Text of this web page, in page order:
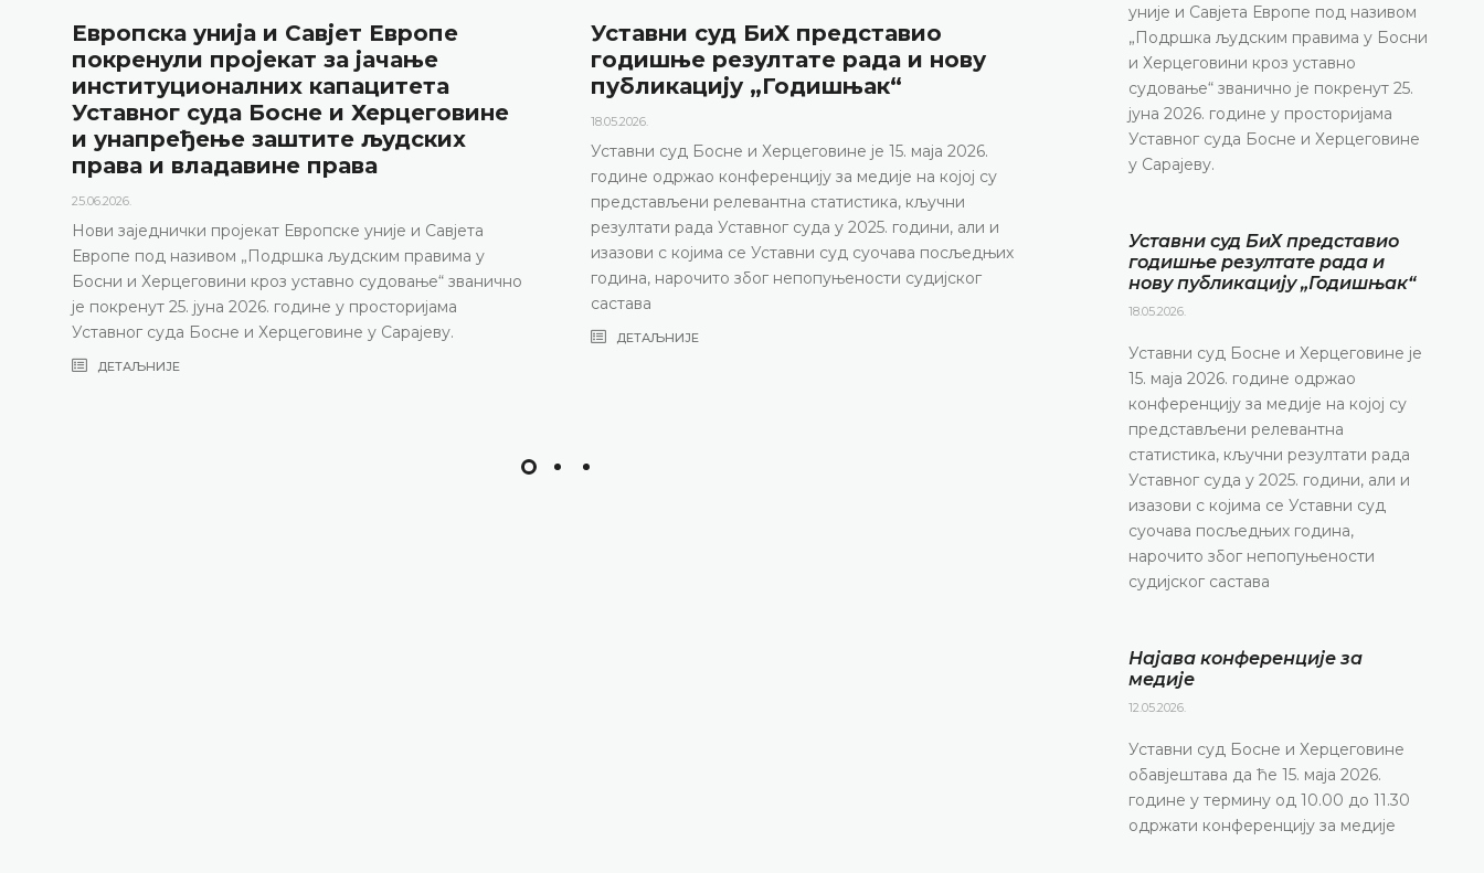
Европска унија и Савјет Европе
покренули пројекат за јачање
институционалних капацитета
Уставног суда Босне и Херцеговине
и унапређење заштите људских
права и владавине права
25.06.2026.
Нови заједнички пројекат Европске уније и Савјета
Европе под називом „Подршка људским правима у
Босни и Херцеговини кроз уставно судовање“ званично
је покренут 25. јуна 2026. године у просторијама
Уставног суда Босне и Херцеговине у Сарајеву.
ДЕТАЉНИЈЕ
Уставни суд БиХ представио
годишње резултате рада и нову
публикацију „Годишњак“
18.05.2026.
Уставни суд Босне и Херцеговине је 15. маја 2026.
године одржао конференцију за медије на којој су
представљени релевантна статистика, кључни
резултати рада Уставног суда у 2025. години, али и
изазови с којима се Уставни суд суочава посљедњих
година, нарочито због непопуњености судијског
састава
ДЕТАЉНИЈЕ
Најава конференције за
12.05.2026.
Уставни суд Босне и Херцеговине
маја 2026. године у термину од 10.00 до 11.30
конференцију за медије
уније и Савјета Европе под називом
„Подршка људским правима у Босни
и Херцеговини кроз уставно
судовање“ званично је покренут 25.
јуна 2026. године у просторијама
Уставног суда Босне и Херцеговине
у Сарајеву.
Уставни суд БиХ представио
годишње резултате рада и
нову публикацију „Годишњак“
18.05.2026.
Уставни суд Босне и Херцеговине је
15. маја 2026. године одржао
конференцију за медије на којој су
представљени релевантна
статистика, кључни резултати рада
Уставног суда у 2025. години, али и
изазови с којима се Уставни суд
суочава посљедњих година,
нарочито због непопуњености
судијског састава
Најава конференције за
медије
12.05.2026.
Уставни суд Босне и Херцеговине
обавјештава да ће 15. маја 2026.
године у термину од 10.00 до 11.30
одржати конференцију за медије